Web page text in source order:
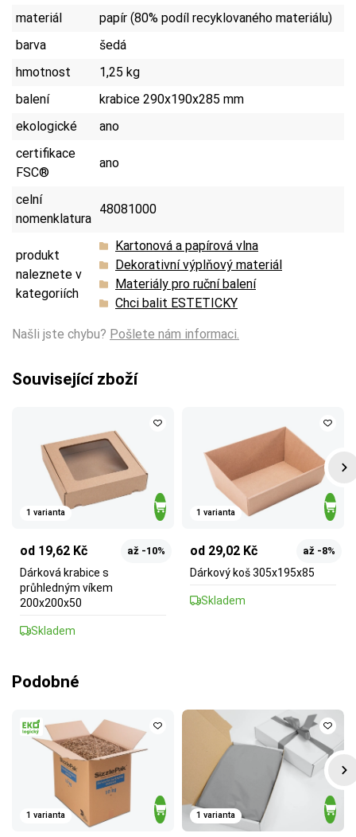
materiál
papír (80% podíl recyklovaného materiálu)
barva
šedá
hmotnost
1,25 kg
balení
krabice 290x190x285 mm
ekologické
ano
certifikace
FSC®
ano
celní
nomenklatura
48081000
produkt
naleznete v
kategoriích
Kartonová a papírová vlna
Dekorativní výplňový materiál
Materiály pro ruční balení
Chci balit ESTETICKY
Našli jste chybu? Pošlete nám informaci.
Související zboží
1 varianta
od 19,62 Kč až -10%
Dárková krabice s
průhledným víkem
200x200x50
Skladem
1 varianta
od 29,02 Kč až -8%
Dárkový koš 305x195x85
Skladem
Podobné
1 varianta 1 varianta